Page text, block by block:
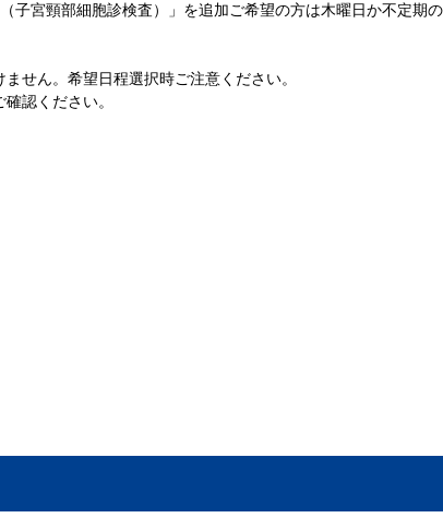
宮頸部細胞診検査）」を追加ご希望の方は木曜日か不定期
せん。希望日程選択時ご注意ください。
認ください。